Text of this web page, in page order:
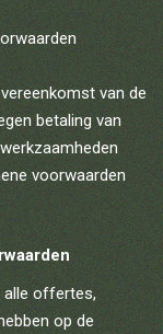
van de
betaling van
voorwaarden
alle offertes,
op de